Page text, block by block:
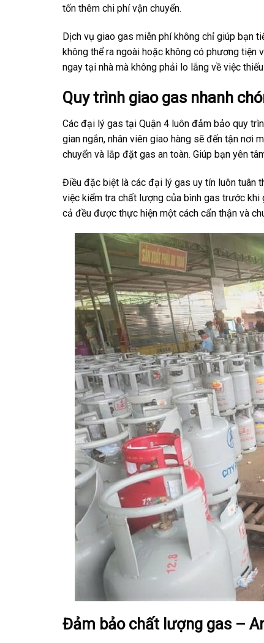
tốn thêm chi phí vận chuyển.
Dịch vụ giao gas miễn phí không chỉ giúp bạn
không thể ra ngoài hoặc không có phương tiện
ngay tại nhà mà không phải lo lắng về việc
Quy trình giao gas nhanh
Các đại lý gas tại Quận 4 luôn đảm bảo quy
gian ngắn, nhân viên giao hàng sẽ đến tận nơi
chuyển và lắp đặt gas an toàn. Giúp bạn yên
Điều đặc biệt là các đại lý gas uy tín luôn tuân
việc kiểm tra chất lượng của bình gas trước
cả đều được thực hiện một cách cẩn thận và
Đảm bảo chất lượng gas –